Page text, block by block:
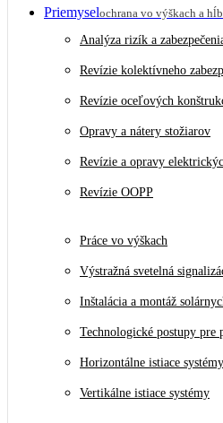
Priemyselochrana vo výškach a
Analýza rizík a
Revízie kolektívneho
Revízie oceľových
Opravy a nátery stožiarov
Revízie a opravy
Revízie OOPP
Práce vo výškach
Výstražná svetelná
Inštalácia a montáž
Technologické postupy pre
Horizontálne istiace systémy
Vertikálne istiace systémy